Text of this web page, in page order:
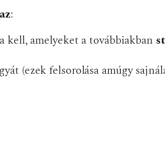
:
kell, amelyeket a továbbiakban
(ezek felsorolása amúgy